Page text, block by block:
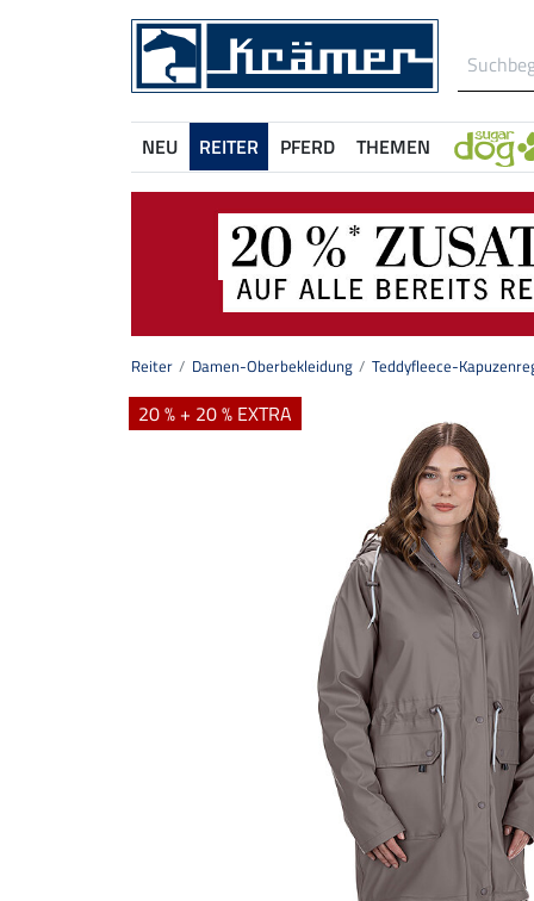
NEU REITER PFERD THEMEN
Reiter Damen-Oberbekleidung Teddyfleece-
20 % + 20 % EXTRA